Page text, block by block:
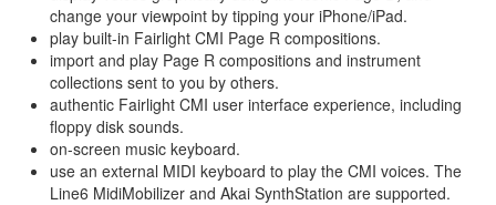
change your viewpoint by tipping your iPhone/iPad.
play built-in Fairlight CMI Page R compositions.
import and play Page R compositions and instrument
collections sent to you by others.
authentic Fairlight CMI user interface experience, including
floppy disk sounds.
on-screen music keyboard.
use an external MIDI keyboard to play the CMI voices. The
Line6 MidiMobilizer and Akai SynthStation are supported.